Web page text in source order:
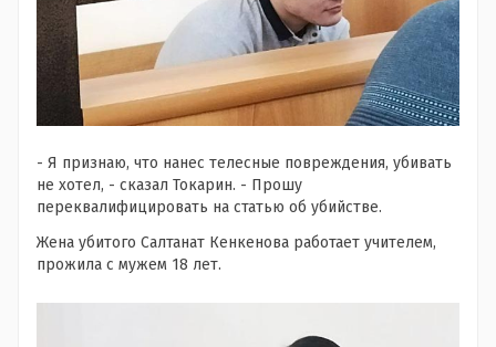
- Я признаю, что нанес телесные повреждения, убивать
не хотел, - сказал Токарин. - Прошу
переквалифицировать на статью об убийстве.
Жена убитого Салтанат Кенкенова работает учителем,
прожила с мужем 18 лет.